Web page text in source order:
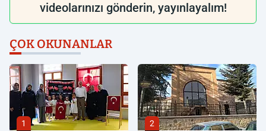
videolarınızı gönderin, yayınlayalım!
ÇOK OKUNANLAR
1 2